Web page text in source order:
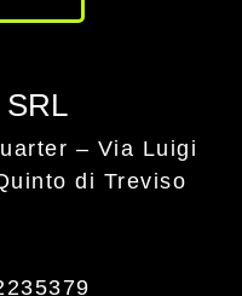
SRL
– Via Luigi
di Treviso